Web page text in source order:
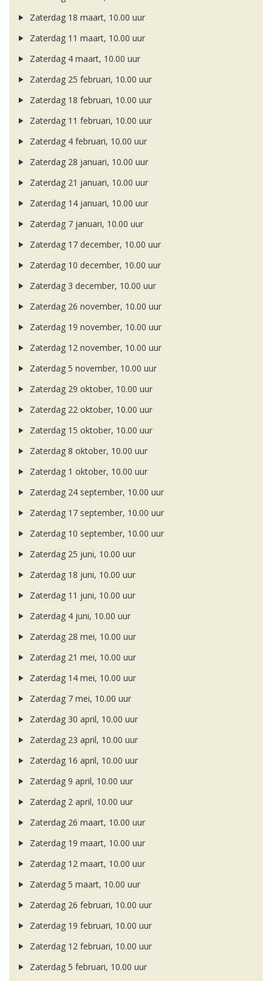
Zaterdag 18 maart, 10.00 uur
Zaterdag 11 maart, 10.00 uur
Zaterdag 4 maart, 10.00 uur
Zaterdag 25 februari, 10.00 uur
Zaterdag 18 februari, 10.00 uur
Zaterdag 11 februari, 10.00 uur
Zaterdag 4 februari, 10.00 uur
Zaterdag 28 januari, 10.00 uur
Zaterdag 21 januari, 10.00 uur
Zaterdag 14 januari, 10.00 uur
Zaterdag 7 januari, 10.00 uur
Zaterdag 17 december, 10.00 uur
Zaterdag 10 december, 10.00 uur
Zaterdag 3 december, 10.00 uur
Zaterdag 26 november, 10.00 uur
Zaterdag 19 november, 10.00 uur
Zaterdag 12 november, 10.00 uur
Zaterdag 5 november, 10.00 uur
Zaterdag 29 oktober, 10.00 uur
Zaterdag 22 oktober, 10.00 uur
Zaterdag 15 oktober, 10.00 uur
Zaterdag 8 oktober, 10.00 uur
Zaterdag 1 oktober, 10.00 uur
Zaterdag 24 september, 10.00 uur
Zaterdag 17 september, 10.00 uur
Zaterdag 10 september, 10.00 uur
Zaterdag 25 juni, 10.00 uur
Zaterdag 18 juni, 10.00 uur
Zaterdag 11 juni, 10.00 uur
Zaterdag 4 juni, 10.00 uur
Zaterdag 28 mei, 10.00 uur
Zaterdag 21 mei, 10.00 uur
Zaterdag 14 mei, 10.00 uur
Zaterdag 7 mei, 10.00 uur
Zaterdag 30 april, 10.00 uur
Zaterdag 23 april, 10.00 uur
Zaterdag 16 april, 10.00 uur
Zaterdag 9 april, 10.00 uur
Zaterdag 2 april, 10.00 uur
Zaterdag 26 maart, 10.00 uur
Zaterdag 19 maart, 10.00 uur
Zaterdag 12 maart, 10.00 uur
Zaterdag 5 maart, 10.00 uur
Zaterdag 26 februari, 10.00 uur
Zaterdag 19 februari, 10.00 uur
Zaterdag 12 februari, 10.00 uur
Zaterdag 5 februari, 10.00 uur